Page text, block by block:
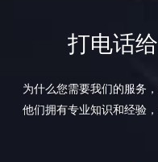
打电话
为什么您需要我们的服务
他们拥有专业知识和经验